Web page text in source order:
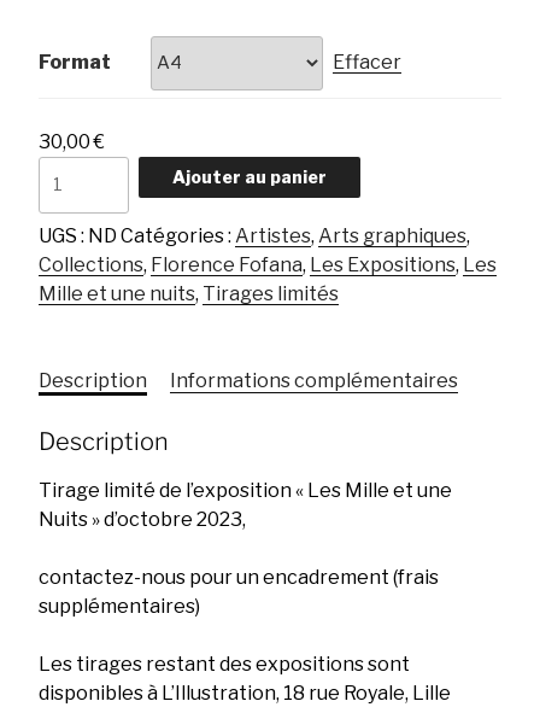
prix :
à
Format Effacer
30,00€
de
Le
silence
Ajouter au panier
UGS : ND Catégories : Artistes, Arts graphiques,
Collections, Florence Fofana, Les Expositions, Les
Mille et une nuits, Tirages limités
Description Informations complémentaires
Description
Tirage limité de l’exposition « Les Mille et une
Nuits » d’octobre 2023,
contactez-nous pour un encadrement (frais
supplémentaires)
Les tirages restant des expositions sont
disponibles à L’Illustration, 18 rue Royale, Lille